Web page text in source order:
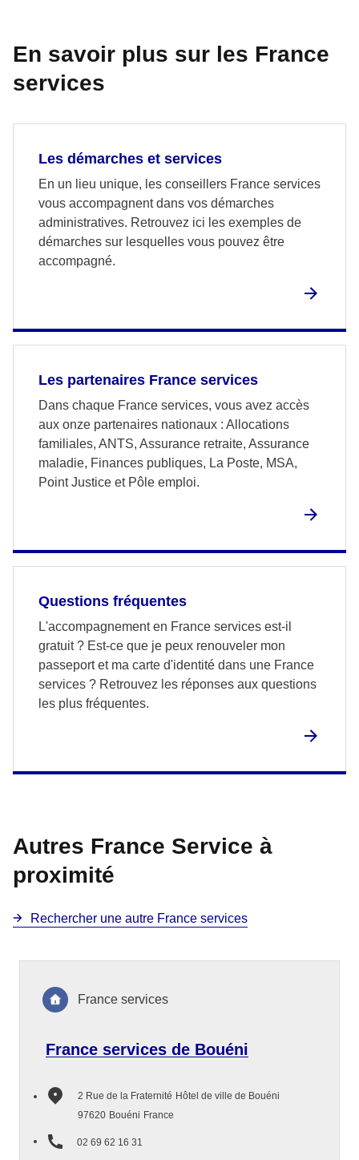
En savoir plus sur les France
services
Les démarches et services
En un lieu unique, les conseillers France services
vous accompagnent dans vos démarches
administratives. Retrouvez ici les exemples de
démarches sur lesquelles vous pouvez être
accompagné.
Les partenaires France services
Dans chaque France services, vous avez accès
aux onze partenaires nationaux : Allocations
familiales, ANTS, Assurance retraite, Assurance
maladie, Finances publiques, La Poste, MSA,
Point Justice et Pôle emploi.
Questions fréquentes
L'accompagnement en France services est-il
gratuit ? Est-ce que je peux renouveler mon
passeport et ma carte d'identité dans une France
services ? Retrouvez les réponses aux questions
les plus fréquentes.
Autres France Service à
proximité
Rechercher une autre France services
France services de Bouéni
2 Rue de la Fraternité Hôtel de ville de Bouéni
97620 Bouéni France
02 69 62 16 31
France services